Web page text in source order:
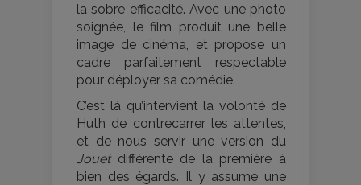
la sobre efficacité. Avec une photo
soignée, le film produit une belle
image de cinéma, et propose un
cadre parfaitement respectable
pour déployer sa comédie.
C’est là qu’intervient la volonté de
Huth de contrecarrer les attentes,
et de nous servir une version du
Jouetdifférente de la première à
bien des égards. Il y assume une